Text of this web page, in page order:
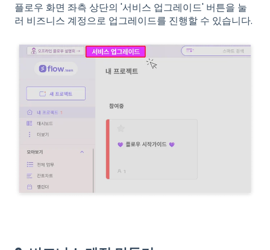
플로우 화면 좌측 상단의 '서비스 업그레이드' 버튼을 눌
러 비즈니스 계정으로 업그레이드를 진행할 수 있습니다.